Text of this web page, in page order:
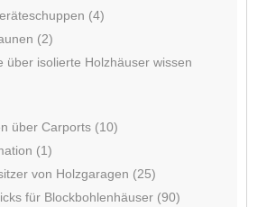
(4)
(2)
über isolierte Holzhäuser wissen
über Carports (10)
(1)
von Holzgaragen (25)
für Blockbohlenhäuser (90)